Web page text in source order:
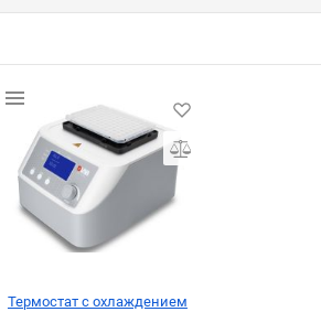
Термостат с охлаждением